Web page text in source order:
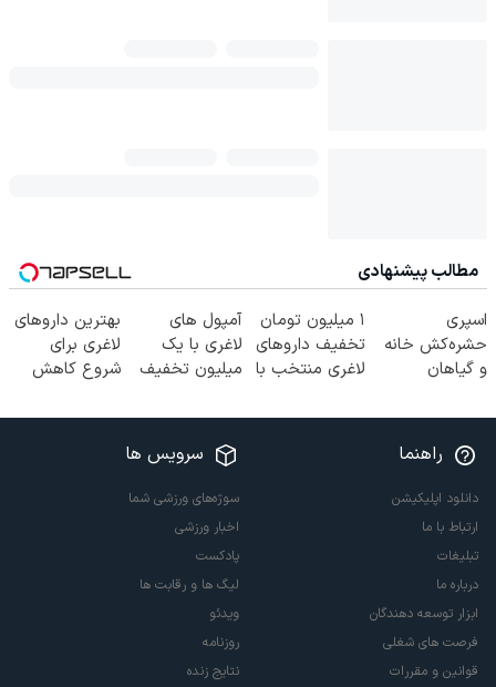
مطالب پیشنهادی
اسپری
حشره‌کش خانه
و گیاهان
نابودکننده انواع
حشرات خانگی و
آفات
۱ میلیون تومان
تخفیف داروهای
لاغری منتخب با
داروخانه
آمپول های
لاغری با یک
میلیون تخفیف
داروخانه های
معتبر
بهترین داروهای
لاغری برای
شروع کاهش
داروخانه های
راهنما
دانلود اپلیکیشن
ارتباط با ما
تبلیغات
درباره ما
ابزار توسعه دهندگان
فرصت های شغلی
قوانین و مقررات
سرویس ها
سوژه‌های ورزشی شما
اخبار ورزشی
پادکست
لیگ ها و رقابت ها
ویدئو
روزنامه
نتایج زنده